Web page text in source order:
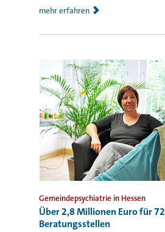
mehr erfahren
Gemeindepsychiatrie in Hessen
Über 2,8 Millionen Euro für 72
Beratungsstellen